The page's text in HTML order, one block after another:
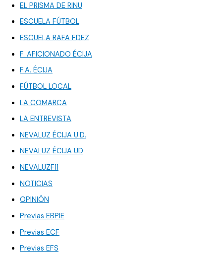
EL PRISMA DE RINU
ESCUELA FÚTBOL
ESCUELA RAFA FDEZ
F. AFICIONADO ÉCIJA
F.A. ÉCIJA
FÚTBOL LOCAL
LA COMARCA
LA ENTREVISTA
NEVALUZ ÉCIJA U.D.
NEVALUZ ÉCIJA UD
NEVALUZF11
NOTICIAS
OPINIÓN
Previas EBPIE
Previas ECF
Previas EFS